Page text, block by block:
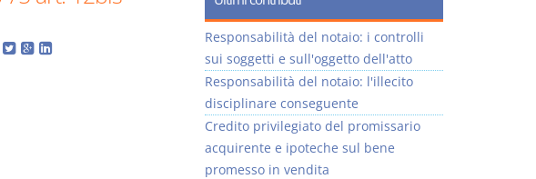
Responsabilità del notaio: i controlli
sui soggetti e sull'oggetto dell'atto
Responsabilità del notaio: l'illecito
disciplinare conseguente
Credito privilegiato del promissario
acquirente e ipoteche sul bene
promesso in vendita